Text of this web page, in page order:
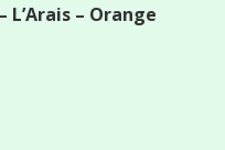
L’Arais – Orange